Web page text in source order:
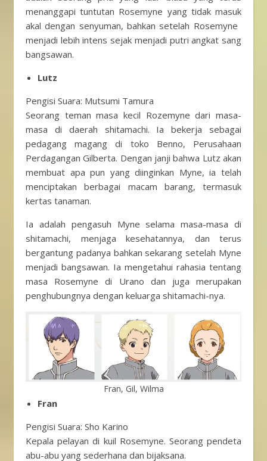
menanggapi tuntutan Rosemyne ​​yang tidak masuk
akal dengan senyuman, bahkan setelah Rosemyne ​​
menjadi lebih intens sejak menjadi putri angkat sang
bangsawan.
Lutz
Pengisi Suara: Mutsumi Tamura
Seorang teman masa kecil Rozemyne ​​dari masa-
masa di daerah shitamachi. Ia bekerja sebagai
pedagang magang di toko Benno, Perusahaan
Perdagangan Gilberta. Dengan janji bahwa Lutz akan
membuat apa pun yang diinginkan Myne, ia telah
menciptakan berbagai macam barang, termasuk
kertas tanaman.
Ia adalah pengasuh Myne selama masa-masa di
shitamachi, menjaga kesehatannya, dan terus
bergantung padanya bahkan sekarang setelah Myne
menjadi bangsawan. Ia mengetahui rahasia tentang
masa Rosemyne ​​di Urano dan juga merupakan
penghubungnya dengan keluarga shitamachi-nya.
Fran, Gil, Wilma
Fran
Pengisi Suara: Sho Karino
Kepala pelayan di kuil Rosemyne. Seorang pendeta
abu-abu yang sederhana dan bijaksana.